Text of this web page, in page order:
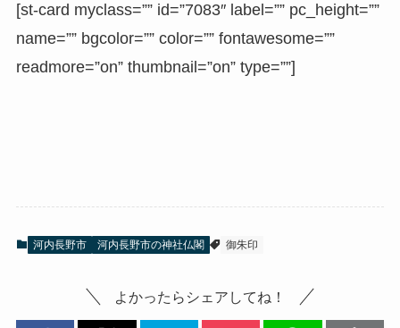
[st-card myclass=”” id=”7083″ label=”” pc_height=””
name=”” bgcolor=”” color=”” fontawesome=””
readmore=”on” thumbnail=”on” type=””]
河内長野市 河内長野市の神社仏閣 御朱印
よかったらシェアしてね！